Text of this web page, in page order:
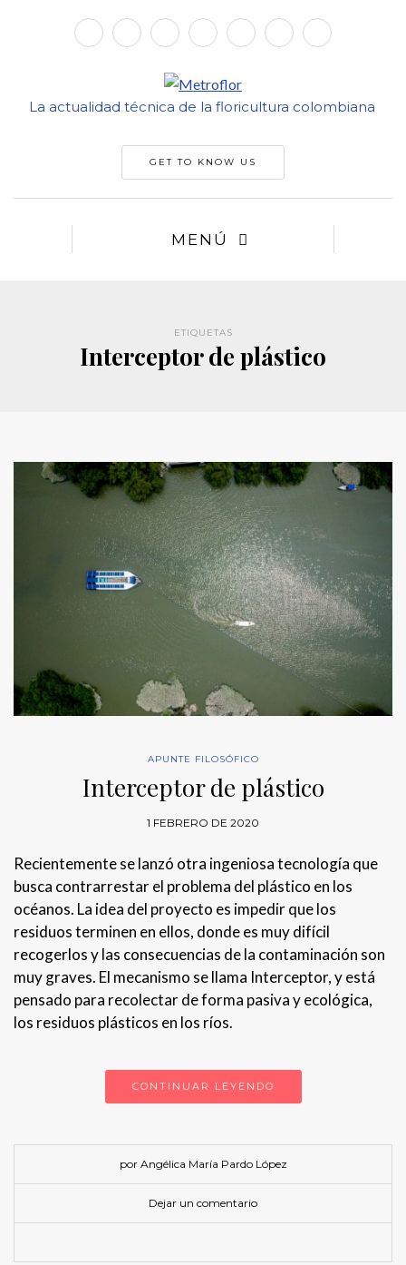
La actualidad técnica de la floricultura colombiana
GET TO KNOW US
MENÚ
ETIQUETAS
Interceptor de plástico
APUNTE FILOSÓFICO
Interceptor de plástico
1 FEBRERO DE 2020
Recientemente se lanzó otra ingeniosa tecnología que
busca contrarrestar el problema del plástico en los
océanos. La idea del proyecto es impedir que los
residuos terminen en ellos, donde es muy difícil
recogerlos y las consecuencias de la contaminación son
muy graves. El mecanismo se llama Interceptor, y está
pensado para recolectar de forma pasiva y ecológica,
los residuos plásticos en los ríos.
CONTINUAR LEYENDO
por Angélica María Pardo López
Dejar un comentario